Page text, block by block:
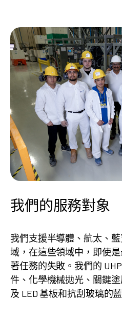
我們的服務對象
我們支援半導體、航太、
域，在這些領域中，即使
著任務的失敗。我們的
件、化學機械拋光、關鍵
及 LED 基板和抗刮玻璃的